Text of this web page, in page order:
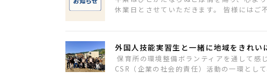
休業日とさせていただきます。 皆様にはご
外国人技能実習生と一緒に地域をきれい
保育所の環境整備ボランティアを通して感
CSR（企業の社会的責任）活動の一環とし